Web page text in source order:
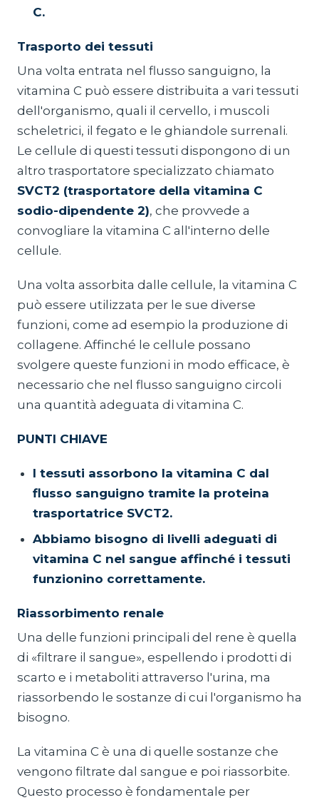
C.
Trasporto dei tessuti
Una volta entrata nel flusso sanguigno, la
vitamina C può essere distribuita a vari tessuti
dell'organismo, quali il cervello, i muscoli
scheletrici, il fegato e le ghiandole surrenali.
Le cellule di questi tessuti dispongono di un
altro trasportatore specializzato chiamato
SVCT2 (trasportatore della vitamina C
sodio-dipendente 2), che provvede a
convogliare la vitamina C all'interno delle
cellule.
Una volta assorbita dalle cellule, la vitamina C
può essere utilizzata per le sue diverse
funzioni, come ad esempio la produzione di
collagene. Affinché le cellule possano
svolgere queste funzioni in modo efficace, è
necessario che nel flusso sanguigno circoli
una quantità adeguata di vitamina C.
PUNTI CHIAVE
I tessuti assorbono la vitamina C dal
flusso sanguigno tramite la proteina
trasportatrice SVCT2.
Abbiamo bisogno di livelli adeguati di
vitamina C nel sangue affinché i tessuti
funzionino correttamente.
Riassorbimento renale
Una delle funzioni principali del rene è quella
di «filtrare il sangue», espellendo i prodotti di
scarto e i metaboliti attraverso l'urina, ma
riassorbendo le sostanze di cui l'organismo ha
bisogno.
La vitamina C è una di quelle sostanze che
vengono filtrate dal sangue e poi riassorbite.
Questo processo è fondamentale per